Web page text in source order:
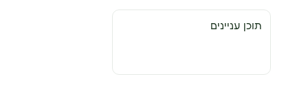
תוכן עניינים